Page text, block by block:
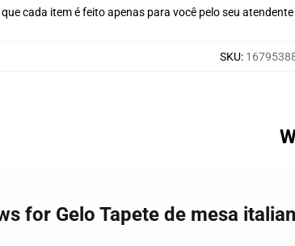
que cada item é feito apenas para você pelo seu
SKU:
for Gelo Tapete de mesa